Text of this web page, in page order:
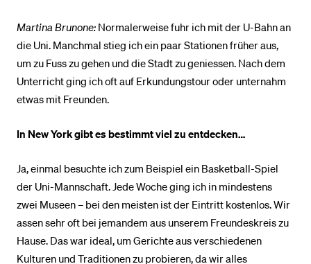
Martina Brunone: Normalerweise fuhr ich mit der U-Bahn an
die Uni. Manchmal stieg ich ein paar Stationen früher aus,
um zu Fuss zu gehen und die Stadt zu geniessen. Nach dem
Unterricht ging ich oft auf Erkundungstour oder unternahm
etwas mit Freunden.
In New York gibt es bestimmt viel zu entdecken…
Ja, einmal besuchte ich zum Beispiel ein Basketball-Spiel
der Uni-Mannschaft. Jede Woche ging ich in mindestens
zwei Museen – bei den meisten ist der Eintritt kostenlos. Wir
assen sehr oft bei jemandem aus unserem Freundeskreis zu
Hause. Das war ideal, um Gerichte aus verschiedenen
Kulturen und Traditionen zu probieren, da wir alles